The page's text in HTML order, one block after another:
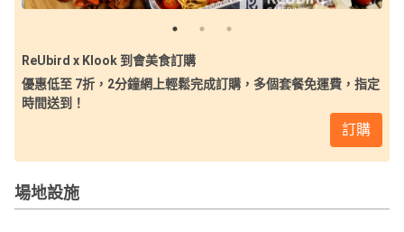
ReUbird x Klook 到會美食訂購
優惠低至 7折，2分鐘網上輕鬆完成訂購，多個套餐免運費，指定
時間送到！
訂購
場地設施